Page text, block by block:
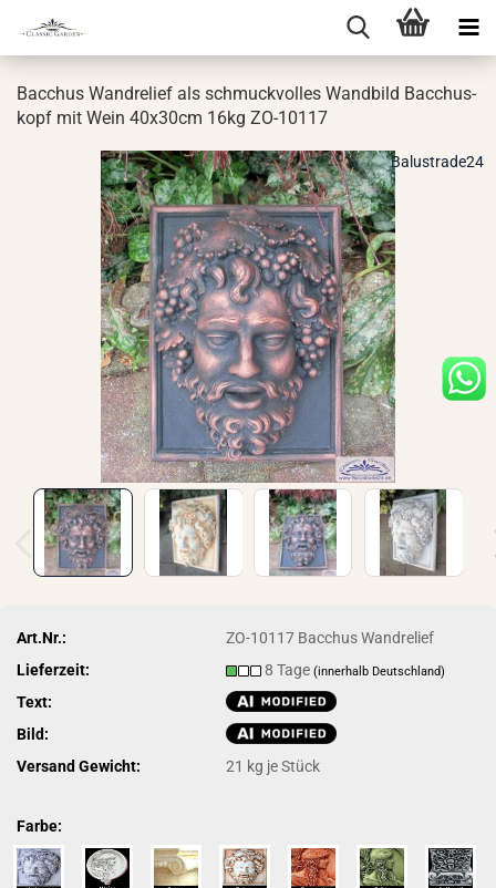
Bac­chus Wand­re­li­ef als schmuck­vol­les Wand­bild Bac­chus­
kopf mit Wein 40x30cm 16kg ZO-​10117
Balustrade24
Art.Nr.:
ZO-10117 Bacchus Wandrelief
Lieferzeit:
8 Tage(innerhalb Deutschland)
Text:
Bild:
Versand Gewicht:
21 kg je Stück
Farbe: